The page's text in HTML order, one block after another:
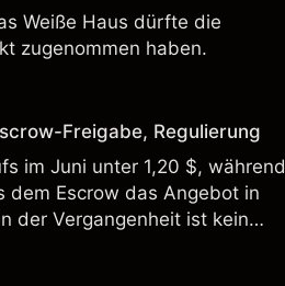
Weiße Haus dürfte die
zugenommen haben.
Freigabe, Regulierung
im Juni unter 1,20 $, während
dem Escrow das Angebot in
der Vergangenheit ist kein